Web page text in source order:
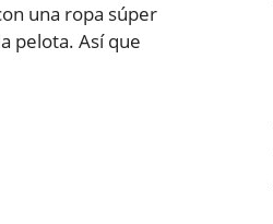
una ropa súper
pelota. Así que